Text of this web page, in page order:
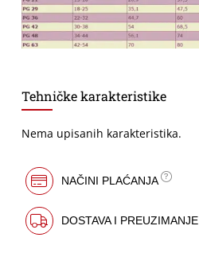
Tehničke karakteristike
Nema upisanih karakteristika.
NAČINI PLAĆANJA
DOSTAVA I PREUZIMANJE